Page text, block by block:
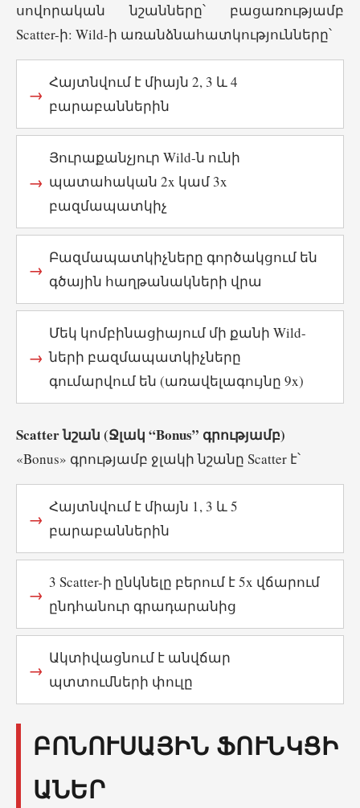
սովորական նշանները՝ բացառությամբ
Scatter-ի: Wild-ի առանձնահատկությունները՝
Հայտնվում է միայն 2, 3 և 4
բարաբաններին
Յուրաքանչյուր Wild-ն ունի
պատահական 2x կամ 3x
բազմապատկիչ
Բազմապատկիչները գործակցում են
գծային հաղթանակների վրա
Մեկ կոմբինացիայում մի քանի Wild-
ների բազմապատկիչները
գումարվում են (առավելագույնը 9x)
Scatter նշան (Ջլակ “Bonus” գրությամբ)
«Bonus» գրությամբ ջլակի նշանը Scatter է՝
Հայտնվում է միայն 1, 3 և 5
բարաբաններին
3 Scatter-ի ընկնելը բերում է 5x վճարում
ընդհանուր գրադարանից
Ակտիվացնում է անվճար
պտտումների փուլը
ԲՈՆՈՒՍԱՅԻՆ ՖՈՒՆԿՑԻ
ԱՆԵՐ